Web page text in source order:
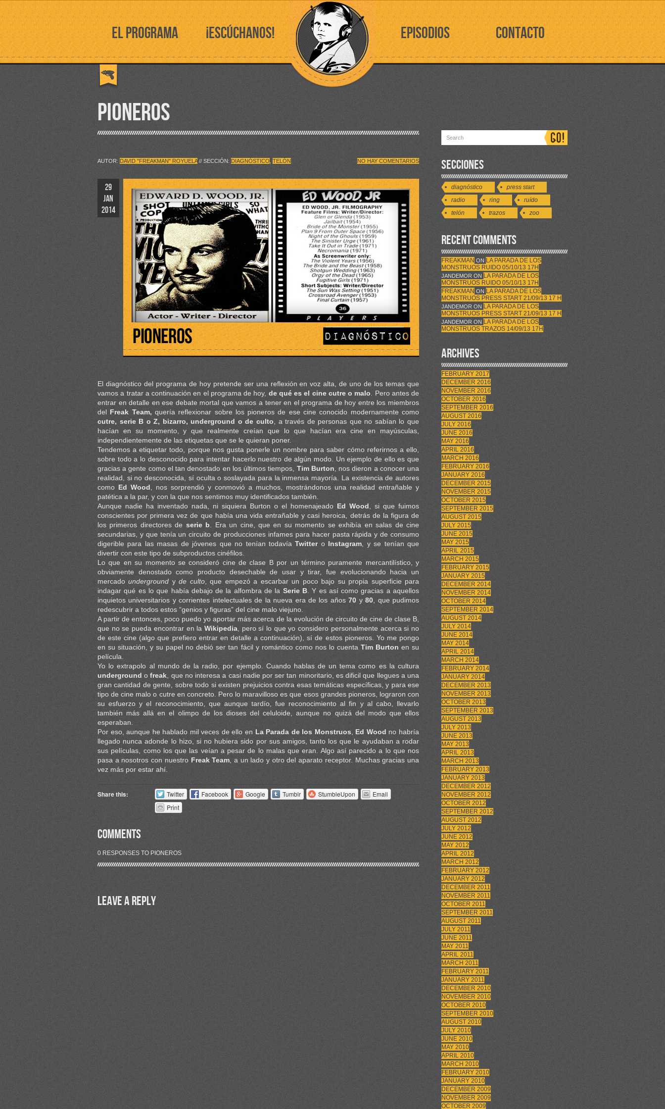
EL PROGRAMA ¡ESCÚCHANOS! EPISODIOS CONTACTO
PIONEROS
AUTOR: DAVID "FREAKMAN" ROYUELA // SECCIÓN: DIAGNÓSTICO TELÓN NO HAY COMENTARIOS
29
JAN
2014
El diagnóstico del programa de hoy pretende ser una reflexión en voz alta, de uno de los temas que
vamos a tratar a continuación en el programa de hoy, de qué es el cine cutre o malo . Pero antes de
entrar en detalle en ese debate mortal que vamos a tener en el programa de hoy entre los miembros
del Freak Team, quería reflexionar sobre los pioneros de ese cine conocido modernamente como
cutre, serie B o Z, bizarro, underground o de culto , a través de personas que no sabían lo que
hacían en su momento, y que realmente creían que lo que hacían era cine en mayúsculas,
independientemente de las etiquetas que se le quieran poner.
Tendemos a etiquetar todo, porque nos gusta ponerle un nombre para saber cómo referirnos a ello,
sobre todo a lo desconocido para intentar hacerlo nuestro de algún modo. Un ejemplo de ello es que
gracias a gente como el tan denostado en los últimos tiempos, Tim Burton , nos dieron a conocer una
realidad, si no desconocida, sí oculta o soslayada para la inmensa mayoría. La existencia de autores
como Ed Wood , nos sorprendió y conmovió a muchos, mostrándonos una realidad entrañable y
patética a la par, y con la que nos sentimos muy identificados también.
Aunque nadie ha inventado nada, ni siquiera Burton o el homenajeado Ed Wood , si que fuimos
conscientes por primera vez de que había una vida entrañable y casi heroica, detrás de la figura de
los primeros directores de serie b . Era un cine, que en su momento se exhibía en salas de cine
secundarias, y que tenía un circuito de producciones infames para hacer pasta rápida y de consumo
digerible para las masas de jóvenes que no tenían todavíaTwitter oInstagram , y se tenían que
divertir con este tipo de subproductos cinéfilos.
Lo que en su momento se consideró cine de clase B por un término puramente mercantilístico, y
obviamente denostado como producto desechable de usar y tirar, fue evolucionando hacia un
mercadounderground yde culto, que empezó a escarbar un poco bajo su propia superficie para
indagar qué es lo que había debajo de la alfombra de la Serie B. Y es así como gracias a aquellos
inquietos universitarios y corrientes intelectuales de la nueva era de los años70 y80 , que pudimos
redescubrir a todos estos “genios y figuras” del cine malo viejuno.
A partir de entonces, poco puedo yo aportar más acerca de la evolución de circuito de cine de clase B,
que no se pueda encontrar en la Wikipedia, pero sí lo que yo considero personalmente acerca si no
de este cine (algo que prefiero entrar en detalle a continuación), sí de estos pioneros. Yo me pongo
en su situación, y su papel no debió ser tan fácil y romántico como nos lo cuenta Tim Burton en su
película.
Yo lo extrapolo al mundo de la radio, por ejemplo. Cuando hablas de un tema como es la cultura
undergroundo freak , que no interesa a casi nadie por ser tan minoritario, es dificil que llegues a una
gran cantidad de gente, sobre todo si existen prejuicios contra esas temáticas específicas, y para ese
tipo de cine malo o cutre en concreto. Pero lo maravilloso es que esos grandes pioneros, lograron con
su esfuerzo y el reconocimiento, que aunque tardío, fue reconocimiento al fin y al cabo, llevarlo
también más allá en el olimpo de los dioses del celuloide, aunque no quizá del modo que ellos
esperaban.
Por eso, aunque he hablado mil veces de ello en La Parada de los Monstruos, Ed Wood no habría
llegado nunca adonde lo hizo, si no hubiera sido por sus amigos, tanto los que le ayudaban a rodar
sus películas, como los que las veían a pesar de lo malas que eran. Algo así parecido a lo que nos
pasa a nosotros con nuestro Freak Team , a un lado y otro del aparato receptor. Muchas gracias una
vez más por estar ahí.
Share this: Twitter Facebook Google Tumblr StumbleUpon
Email
Print
COMMENTS
0 RESPONSES TO PIONEROS
Leave a Reply
SECCIONES
diagnóstico
press start
radio
ring
ruído
telón
trazos zoo
RECENT COMMENTS
FREAKMAN ON LA PARADA DE LOS
MONSTRUOS RUIDO 05/10/13 17H
JANDEMOR ON LA PARADA DE LOS
MONSTRUOS RUIDO 05/10/13 17H
FREAKMAN ON LA PARADA DE LOS
MONSTRUOS PRESS START 21/09/13 17 H
JANDEMOR ON LA PARADA DE LOS
MONSTRUOS PRESS START 21/09/13 17 H
JANDEMOR ON LA PARADA DE LOS
MONSTRUOS TRAZOS 14/09/13 17H
ARCHIVES
FEBRUARY 2017
DECEMBER 2016
NOVEMBER 2016
OCTOBER 2016
SEPTEMBER 2016
AUGUST 2016
JULY 2016
JUNE 2016
MAY 2016
APRIL 2016
MARCH 2016
FEBRUARY 2016
JANUARY 2016
DECEMBER 2015
NOVEMBER 2015
OCTOBER 2015
SEPTEMBER 2015
AUGUST 2015
JULY 2015
JUNE 2015
MAY 2015
APRIL 2015
MARCH 2015
FEBRUARY 2015
JANUARY 2015
DECEMBER 2014
NOVEMBER 2014
OCTOBER 2014
SEPTEMBER 2014
AUGUST 2014
JULY 2014
JUNE 2014
MAY 2014
APRIL 2014
MARCH 2014
FEBRUARY 2014
JANUARY 2014
DECEMBER 2013
NOVEMBER 2013
OCTOBER 2013
SEPTEMBER 2013
AUGUST 2013
JULY 2013
JUNE 2013
MAY 2013
APRIL 2013
MARCH 2013
FEBRUARY 2013
JANUARY 2013
DECEMBER 2012
NOVEMBER 2012
OCTOBER 2012
SEPTEMBER 2012
AUGUST 2012
JULY 2012
JUNE 2012
MAY 2012
APRIL 2012
MARCH 2012
FEBRUARY 2012
JANUARY 2012
DECEMBER 2011
NOVEMBER 2011
OCTOBER 2011
SEPTEMBER 2011
AUGUST 2011
JULY 2011
JUNE 2011
MAY 2011
APRIL 2011
MARCH 2011
FEBRUARY 2011
JANUARY 2011
DECEMBER 2010
NOVEMBER 2010
OCTOBER 2010
SEPTEMBER 2010
AUGUST 2010
JULY 2010
JUNE 2010
MAY 2010
APRIL 2010
MARCH 2010
FEBRUARY 2010
JANUARY 2010
DECEMBER 2009
NOVEMBER 2009
OCTOBER 2009